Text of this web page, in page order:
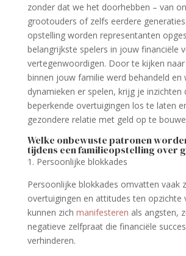
zonder dat we het doorhebben – van
grootouders of zelfs eerdere
opstelling worden representanten
belangrijkste spelers in jouw financiële
vertegenwoordigen. Door te kijken
binnen jouw familie werd behandeld en
dynamieken er spelen, krijg je inzichten
beperkende overtuigingen los te laten
gezondere relatie met geld op te
Welke onbewuste patronen
tijdens een familieopstelling over
1. Persoonlijke blokkades
Persoonlijke blokkades omvatten vaak
overtuigingen en attitudes ten opzichte
kunnen zich manifesteren als angsten,
negatieve zelfpraat die financiële
verhinderen.